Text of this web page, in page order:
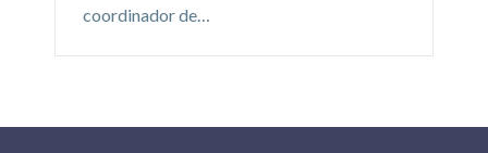
coordinador de…